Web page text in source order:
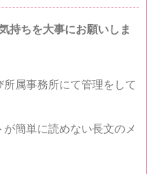
持ちを大事にお願いしま
属事務所にて管理をして
簡単に読めない長文のメ